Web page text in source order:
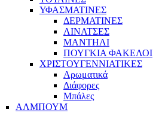
ΥΦΑΣΜΑΤΙΝΕΣ
ΔΕΡΜΑΤΙΝΕΣ
ΛΙΝΑΤΣΕΣ
ΜΑΝΤΗΛΙ
ΠΟΥΓΚΙΑ ΦΑΚΕΛΟΙ
ΧΡΙΣΤΟΥΓΕΝΝΙΑΤΙΚΕΣ
Αρωματικά
Διάφορες
Μπάλες
ΑΛΜΠΟΥΜ